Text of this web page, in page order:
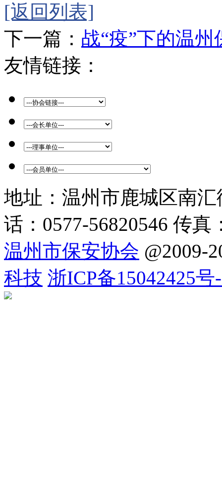
[返回列表]
下一篇： 战“疫”下的温
友情链接：
地址：温州市鹿城区南
话：0577-56820546 传真
温州市保安协会 @2009-
科技 浙ICP备15042425号